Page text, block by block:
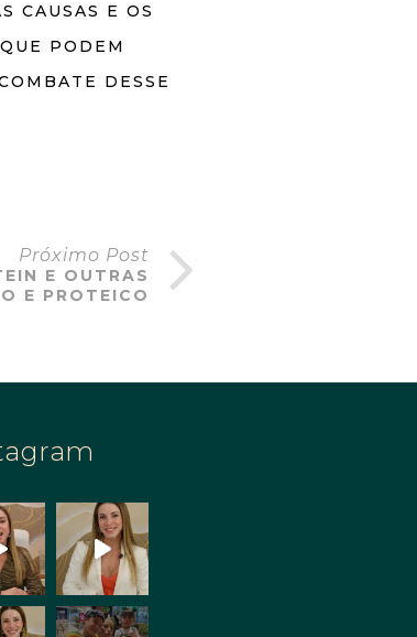
CAUSAS E OS
PODEM
DESSE
Próximo Post
E OUTRAS
E PROTEICO